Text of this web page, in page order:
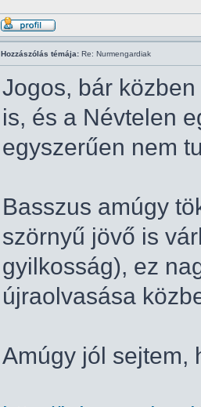
Hozzászólás témája: Re: Nurmengardiak
Jogos, bár
is, és a Névtelen
egyszerűen nem
Basszus amúgy
szörnyű jövő is
gyilkosság), ez
újraolvasása
Amúgy jól